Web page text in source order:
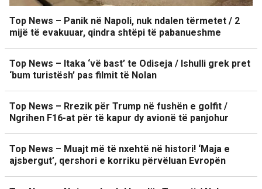
Top News – Panik në Napoli, nuk ndalen tërmetet / 2
mijë të evakuuar, qindra shtëpi të pabanueshme
Top News – Itaka ‘vë bast’ te Odiseja / Ishulli grek pret
‘bum turistësh’ pas filmit të Nolan
Top News – Rrezik për Trump në fushën e golfit /
Ngrihen F16-at për të kapur dy avionë të panjohur
Top News – Muajt më të nxehtë në histori! ‘Maja e
ajsbergut’, qershori e korriku përvëluan Evropën